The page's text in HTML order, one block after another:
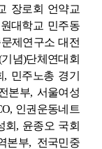
장로회 언약교
대학교 민주동
제연구소 대전
기념)단체연대회
, 민주노총 경기
본부, 서울여성
인권운동네트
회 , 윤종오 국회
본부, 전국민중